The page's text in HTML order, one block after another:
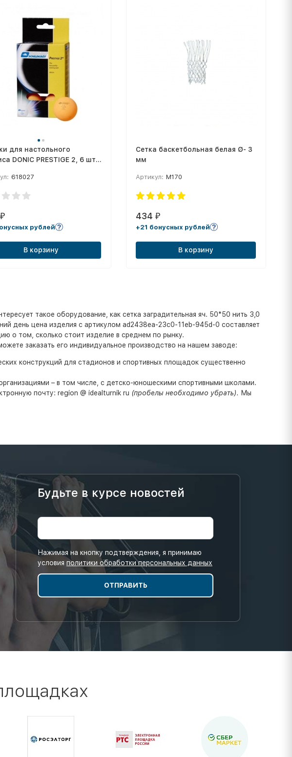
для настольного
DONIC PRESTIGE 2, 6 шт,
618027
₽
рублей
В корзину
Сетка баскетбольная белая Ø- 3
мм
Артикул: М170
434 ₽
+21 бонусных рублей
В корзину
такое оборудование, как сетка заградительная яч. 50*50 нить 3,0
день цена изделия с артикулом ad2438ea-23c0-11eb-945d-0 составляет
о том, сколько стоит изделие в среднем по рынку.
заказать его индивидуальное производство на нашем заводе:
конструкций для стадионов и спортивных площадок существенно
– в том числе, с детско-юношескими спортивными школами.
почту: region @ idealturnik ru (пробелы необходимо убрать). Мы
Будьте в курсе новостей
Нажимая на кнопку подтверждения, я принимаю
условия политики обработки персональных данных